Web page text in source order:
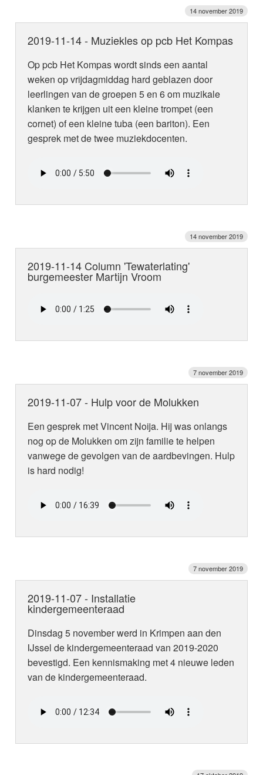
14 november 2019
2019-11-14 - Muziekles op pcb Het Kompas
Op pcb Het Kompas wordt sinds een aantal
weken op vrijdagmiddag hard geblazen door
leerlingen van de groepen 5 en 6 om muzikale
klanken te krijgen uit een kleine trompet (een
cornet) of een kleine tuba (een bariton). Een
gesprek met de twee muziekdocenten.
14 november 2019
2019-11-14 Column 'Tewaterlating'
burgemeester Martijn Vroom
7 november 2019
2019-11-07 - Hulp voor de Molukken
Een gesprek met Vincent Noija. Hij was onlangs
nog op de Molukken om zijn familie te helpen
vanwege de gevolgen van de aardbevingen. Hulp
is hard nodig!
7 november 2019
2019-11-07 - Installatie
kindergemeenteraad
Dinsdag 5 november werd in Krimpen aan den
IJssel de kindergemeenteraad van 2019-2020
bevestigd. Een kennismaking met 4 nieuwe leden
van de kindergemeenteraad.